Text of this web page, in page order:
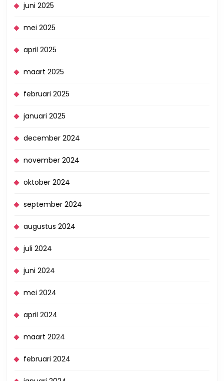
juni 2025
mei 2025
april 2025
maart 2025
februari 2025
januari 2025
december 2024
november 2024
oktober 2024
september 2024
augustus 2024
juli 2024
juni 2024
mei 2024
april 2024
maart 2024
februari 2024